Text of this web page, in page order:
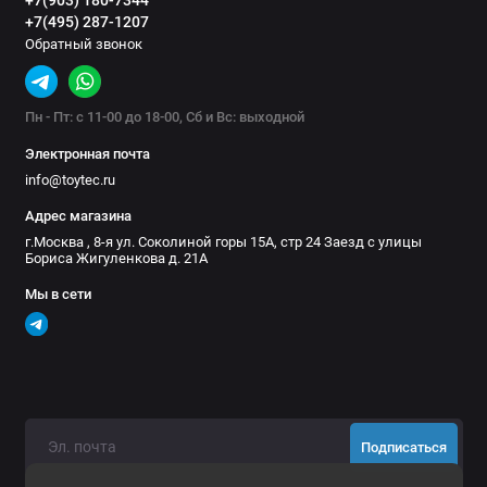
Мангалы, казаны и грили
Маркизы
Ножи и мультитулы
Палки треккинговые
Паракорд
+7(495) 287-1207
Обратный звонок
Пн - Пт: с 11-00 до 18-00, Сб и Вс: выходной
Электронная почта
info@toytec.ru
Адрес магазина
г.Москва , 8-я ул. Соколиной горы 15А, стр 24 Заезд с улицы
Бориса Жигуленкова д. 21А
Мы в сети
Подписаться